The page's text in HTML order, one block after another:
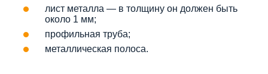
лист металла — в толщину он должен быть
около 1 мм;
профильная труба;
металлическая полоса.